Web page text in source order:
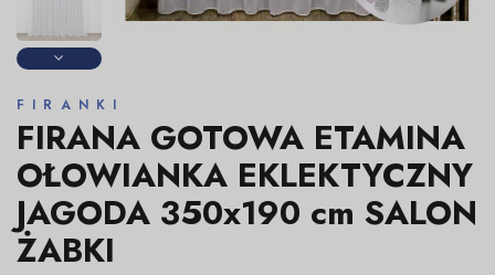
FIRANKI
FIRANA GOTOWA ETAMINA
OŁOWIANKA EKLEKTYCZNY
JAGODA 350x190 cm SALON
ŻABKI